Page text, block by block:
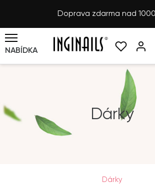
Doprava zdarma nad
NABÍDKA
Dárky
Dárky